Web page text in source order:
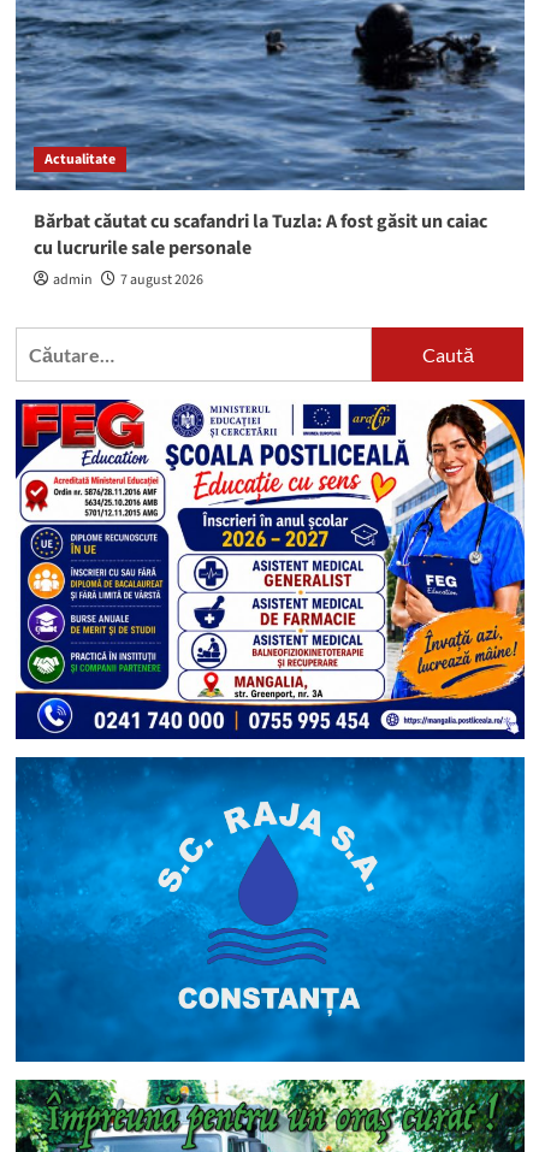
Actualitate
Bărbat căutat cu scafandri la Tuzla: A fost găsit un caiac
cu lucrurile sale personale
admin 7 august 2026
Caută